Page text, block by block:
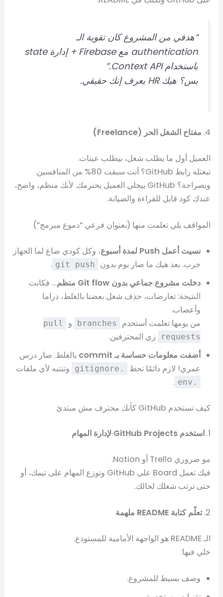
“هدفي من المشروع كان تقوية الـ
authentication مع Firebase + إدارة state
باستخدام Context API.”
بس؟ هيك HR يعرف إنك حقيقي.
4. مفتاح الشغل الحر (Freelance)
العميل أول ما يطلب شغل، بيطلب عينات.
تبعتله رابط GitHub؟ أنت سبقت 80% من المنافسين.
وبصراحة؟ GitHub بيخلي العميل يحترمك. لأنك منظم، واضح،
عندك كود قابل للقراءة والصيانة.
المواقف يلي تعلمت منها (بعنوان فرعي “دموع مبرمج”)
نسيت أعمل Push لمدة أسبوع
، وكل كودي ضاع لما الجهاز
خرب. بعد هيك ما صار يوم بدون
git push
.
دخلت مشروع جماعي بدون Git flow منظم
… فكانت
النتيجة: تعارضات، حذف شغل بعضنا بالغلط، دراما
وأعصاب.
من يومها تعلمت أستخدم
branches و
pull
requests
زي المحترفين.
أضفت معلومات حساسة بـ commit
بالغلط. صار درس
عمري! لازم دائمًا تحط
.gitignore وتنتبه لأي ملفات
.env
.
كيف تستخدم GitHub كأنك محترف مش مبتدئ
1. استخدم GitHub Projects لإدارة المهام
مو ضروري Trello أو Notion.
فيك تعمل Board على GitHub وتوزع المهام على تيمك، أو
حتى ترتب شغلك لحالك.
2. تعلّم كتابة README ملهمة
الـ README هو الواجهة الأمامية للمستودع.
خلي فيها:
وصف بسيط للمشروع.